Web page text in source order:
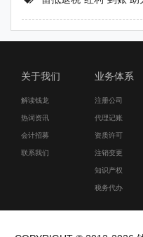
关于我们
解读钱龙
热词资讯
会计招募
联系我们
业务体系
注册公司
代理记账
资质许可
注销变更
知识产权
税务代办